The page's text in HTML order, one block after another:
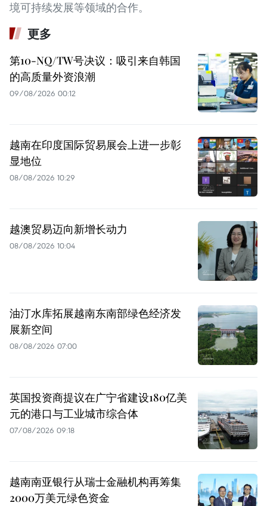
境可持续发展等领域的合作。
更多
第10-NQ/TW号决议：吸引来自韩国
的高质量外资浪潮
09/08/2026 00:12
越南在印度国际贸易展会上进一步彰
显地位
08/08/2026 10:29
越澳贸易迈向新增长动力
08/08/2026 10:04
油汀水库拓展越南东南部绿色经济发
展新空间
08/08/2026 07:00
英国投资商提议在广宁省建设180亿美
元的港口与工业城市综合体
07/08/2026 09:18
越南南亚银行从瑞士金融机构再筹集
2000万美元绿色资金